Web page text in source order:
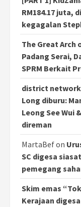
RM184.17 juta,
kegagalan
The Great Arch
Padang Serai,
SPRM Berkait
district
Long diburu:
Leong See Wui
direman
MartaBefon
SC digesa
pemegang
Skim emas
Kerajaan